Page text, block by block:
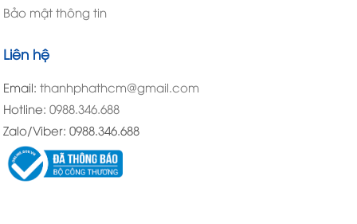
Bảo mật thông tin
Liên hệ
Email:thanhphathcm@gmail.com
Hotline:0988.346.688
Zalo/Viber: 0988.346.688